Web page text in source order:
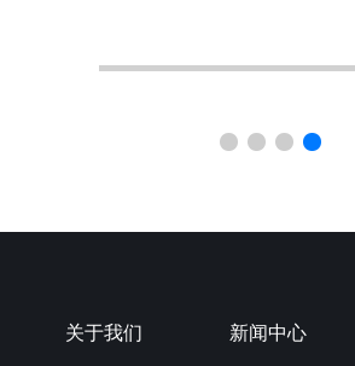
关于我们 新闻中心